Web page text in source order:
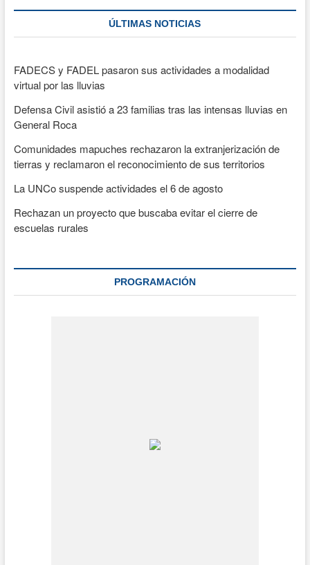
ÚLTIMAS NOTICIAS
FADECS y FADEL pasaron sus actividades a modalidad
virtual por las lluvias
Defensa Civil asistió a 23 familias tras las intensas lluvias en
General Roca
Comunidades mapuches rechazaron la extranjerización de
tierras y reclamaron el reconocimiento de sus territorios
La UNCo suspende actividades el 6 de agosto
Rechazan un proyecto que buscaba evitar el cierre de
escuelas rurales
PROGRAMACIÓN